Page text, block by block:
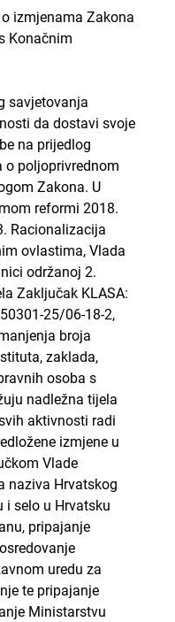
izmjenama Zakona
Konačnim
savjetovanja
da dostavi svoje
na prijedlog
o poljoprivrednom
Zakona. U
reformi 2018.
Racionalizacija
ovlastima, Vlada
održanoj 2.
Zaključak KLASA:
25/06-18-2,
broja
zaklada,
osoba s
nadležna tijela
aktivnosti radi
izmjene u
Vlade
naziva Hrvatskog
i selo u Hrvatsku
pripajanje
uredu za
te pripajanje
Ministarstvu